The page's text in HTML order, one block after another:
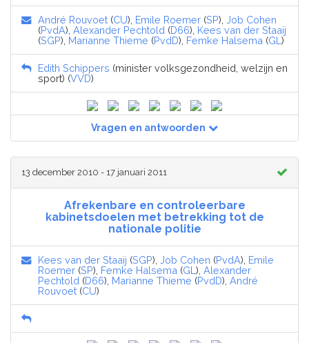
André Rouvoet (CU), Emile Roemer (SP), Job Cohen
(PvdA), Alexander Pechtold (D66), Kees van der Staaij
(SGP), Marianne Thieme (PvdD), Femke Halsema (GL )
Edith Schippers (minister volksgezondheid, welzijn en
sport) (VVD)
Vragen en antwoorden
13 december 2010 - 17 januari 2011
Afrekenbare en controleerbare
kabinetsdoelen met betrekking tot de
nationale politie
Kees van der Staaij (SGP), Job Cohen (PvdA), Emile
Roemer (SP), Femke Halsema (GL ), Alexander
Pechtold (D66), Marianne Thieme (PvdD), André
Rouvoet (CU)